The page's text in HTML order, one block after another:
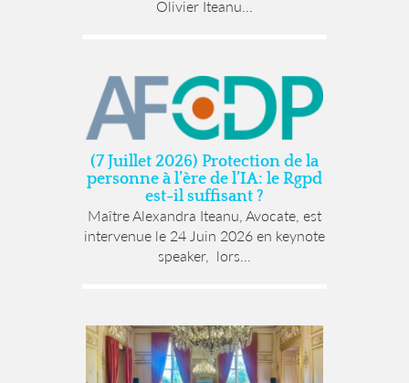
Olivier Iteanu...
(7 Juillet 2026) Protection de la
personne à l’ère de l’IA: le Rgpd
est-il suffisant ?
Maître Alexandra Iteanu, Avocate, est
intervenue le 24 Juin 2026 en keynote
speaker, lors...